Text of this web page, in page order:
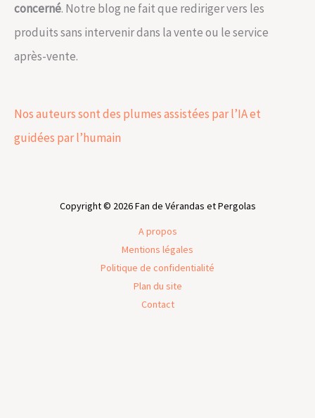
concerné. Notre blog ne fait que rediriger vers les
produits sans intervenir dans la vente ou le service
après-vente.
Nos auteurs sont des plumes assistées par l’IA et
guidées par l’humain
Copyright © 2026 Fan de Vérandas et Pergolas
A propos
Mentions légales
Politique de confidentialité
Plan du site
Contact